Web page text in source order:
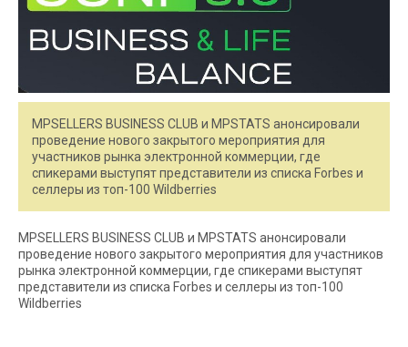
MPSELLERS BUSINESS CLUB и MPSTATS анонсировали
проведение нового закрытого мероприятия для
участников рынка электронной коммерции, где
спикерами выступят представители из списка Forbes и
селлеры из топ-100 Wildberries
MPSELLERS BUSINESS CLUB и MPSTATS анонсировали
проведение нового закрытого мероприятия для участников
рынка электронной коммерции, где спикерами выступят
представители из списка Forbes и селлеры из топ-100
Wildberries